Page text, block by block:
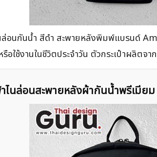
ล่อนกันน้ำ สีดำ สะพายหลังพิมพ์แบรนด์
อใช้งานในชีวิตประจำวัน ตัวกระเป๋าผลิ
ไนล่อนสะพายหลังผ้ากันน้ำพรีเมี